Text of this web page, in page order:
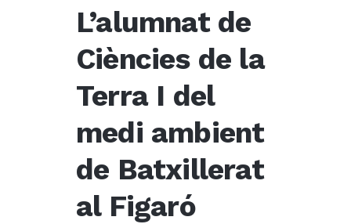
L’alumnat de
Ciències de la
Terra I del
medi ambient
de Batxillerat
al Figaró